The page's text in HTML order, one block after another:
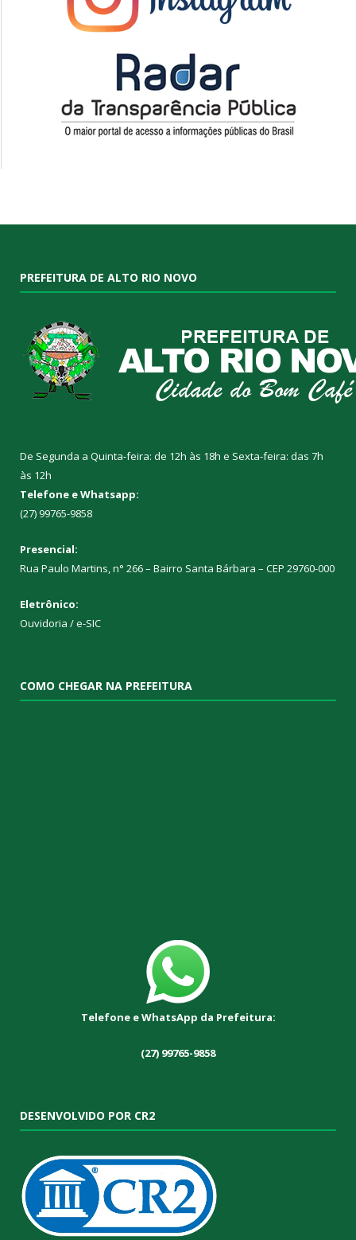
PREFEITURA DE ALTO RIO NOVO
De Segunda a Quinta-feira: de 12h às 18h e Sexta-feira: das 7h
às 12h
Telefone e Whatsapp:
(27) 99765-9858
Presencial:
Rua Paulo Martins, n° 266 – Bairro Santa Bárbara – CEP 29760-000
Eletrônico:
Ouvidoria /e-SIC
COMO CHEGAR NA PREFEITURA
Telefone e WhatsApp da Prefeitura:
(27) 99765-9858
DESENVOLVIDO POR CR2